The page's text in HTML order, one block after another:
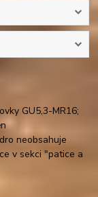
GU5,3-MR16;
neobsahuje
v sekci "patice a